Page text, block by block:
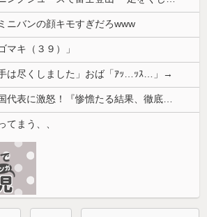
ニバンの顔キモすぎだろwww
マキ（３９）」
は尽くしました」おば「ｱｯ…ｯｽ…」→
韓国人「安貞桓が韓国代表に激怒！『惨憺たる結果、徹底的な刷新が必要だ』と監督や協会を痛烈批判」
てまう、、